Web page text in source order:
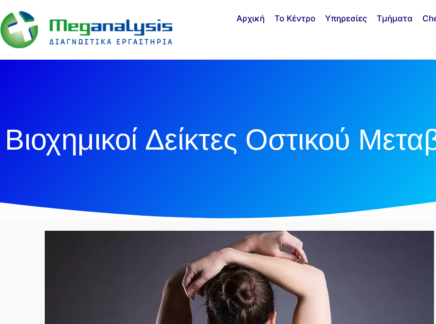
Αρχική Το Κέντρο Υπηρεσίες Τμήματα
Βιοχημικοί Δείκτες Οστικού